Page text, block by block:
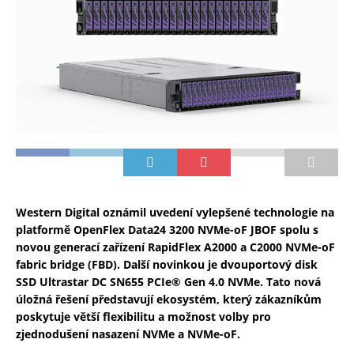
Western Digital oznámil uvedení vylepšené technologie na
platformě OpenFlex Data24 3200 NVMe-oF JBOF spolu s
novou generací zařízení RapidFlex A2000 a C2000 NVMe-oF
fabric bridge (FBD). Další novinkou je dvouportový disk
SSD Ultrastar DC SN655 PCIe® Gen 4.0 NVMe. Tato nová
úložná řešení představují ekosystém, který zákazníkům
poskytuje větší flexibilitu a možnost volby pro
zjednodušení nasazení NVMe a NVMe-oF.